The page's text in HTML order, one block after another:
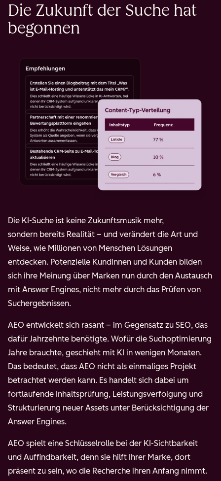
Die Zukunft der Suche hat
begonnen
Die KI-Suche ist keine Zukunftsmusik mehr,
sondern bereits Realität – und verändert die Art und
Weise, wie Millionen von Menschen Lösungen
entdecken. Potenzielle Kundinnen und Kunden bilden
sich ihre Meinung über Marken nun durch den Austausch
mit Answer Engines, nicht mehr durch das Prüfen von
Suchergebnissen.
AEO entwickelt sich rasant – im Gegensatz zu SEO, das
dafür Jahrzehnte benötigte. Wofür die Suchoptimierung
Jahre brauchte, geschieht mit KI in wenigen Monaten.
Das bedeutet, dass AEO nicht als einmaliges Projekt
betrachtet werden kann. Es handelt sich dabei um
fortlaufende Inhaltsprüfung, Leistungsverfolgung und
Strukturierung neuer Assets unter Berücksichtigung der
Answer Engines.
AEO spielt eine Schlüsselrolle bei der KI-Sichtbarkeit
und Auffindbarkeit, denn sie hilft Ihrer Marke, dort
präsent zu sein, wo die Recherche ihren Anfang nimmt.